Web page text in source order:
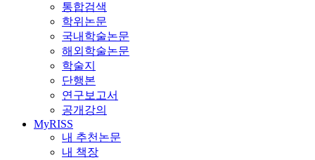
통합검색
학위논문
국내학술논문
해외학술논문
학술지
단행본
연구보고서
공개강의
MyRISS
내 추천논문
내 책장